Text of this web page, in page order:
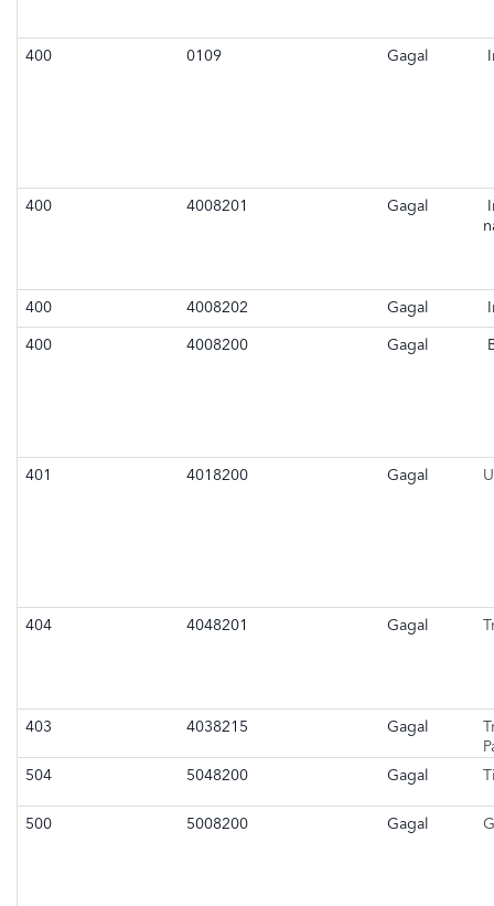
400 0109 Gagal
400 4008201 Gagal
400 4008202 Gagal
400 4008200 Gagal
401 4018200 Gagal
404 4048201 Gagal
403 4038215 Gagal
504
5048200 Gagal
500 5008200 Gagal